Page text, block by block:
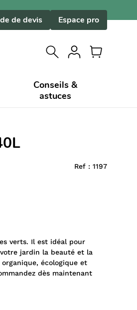
de devis Espace pro
Conseils &
astuces
Ref : 1197
verts. Il est idéal pour
jardin la beauté et la
organique, écologique et
dès maintenant